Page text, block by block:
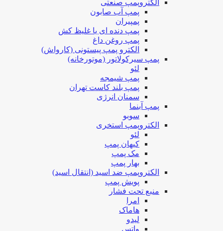
الکتروپمپ صنعتی
پمپ آب صابون
پمپیران
پمپ دنده ای یا غلیظ کش
پمپ روغن داغ
الکترو پمپ پیستونی (کارواش)
پمپ سیرکولاتور (موتورخانه)
لئو
پمپ شیمجه
پمپ بلند کاست تهران
سمنان انرژی
پمپ آبنما
سوبو
الکتروپمپ استخری
لئو
کیهان پمپ
مک پمپ
بهار پمپ
الکتروپمپ ضد اسید (انتقال اسید)
پویش پمپ
منبع تحت فشار
امرا
هاماک
لیدو
واتس